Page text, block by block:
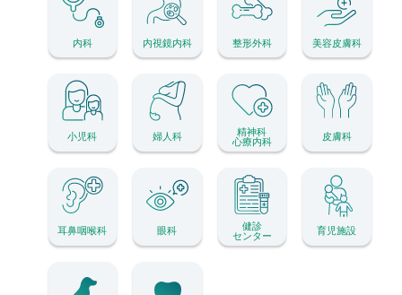
内科 内視鏡内科 整形外科 美容皮膚科
小児科 婦人科 精神科
心療内科 皮膚科
耳鼻咽喉科 眼科 健診
センター 育児施設